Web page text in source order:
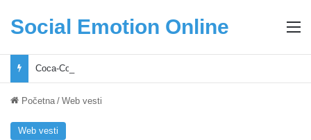
Social Emotion Online
Početna / Web vesti
Web vesti